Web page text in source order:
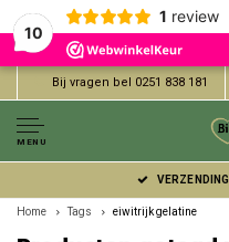
10
1 review
Bij vragen bel 0251 838 181
MENU
Home Tags eiwitrijk gelatine